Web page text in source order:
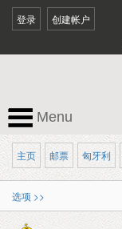
登录 创建帐户
Menu
主页 邮票 匈牙利
选项 >>